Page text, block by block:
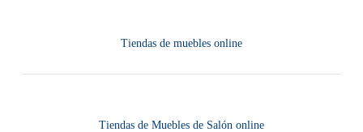
Tiendas de muebles online
Tiendas de Muebles de Salón online